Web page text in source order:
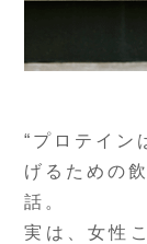
“プロテイン
げるための
話。
実は、女性